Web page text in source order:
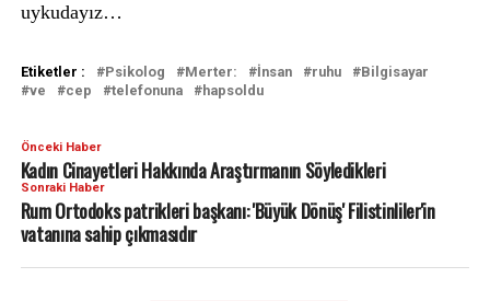
uykudayız…
Etiketler : Psikolog Merter: İnsan ruhu
Bilgisayar
ve
cep telefonuna hapsoldu
Önceki Haber
Kadın Cinayetleri Hakkında Araştırmanın Söyledikleri
Sonraki Haber
Rum Ortodoks patrikleri başkanı: 'Büyük Dönüş' Filistinliler'in
vatanına sahip çıkmasıdır